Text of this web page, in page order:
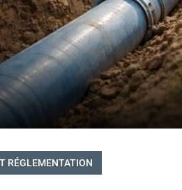
RÉGLEMENTATION